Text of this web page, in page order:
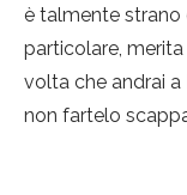
è talmente strano
particolare,
volta che andrai a
non fartelo